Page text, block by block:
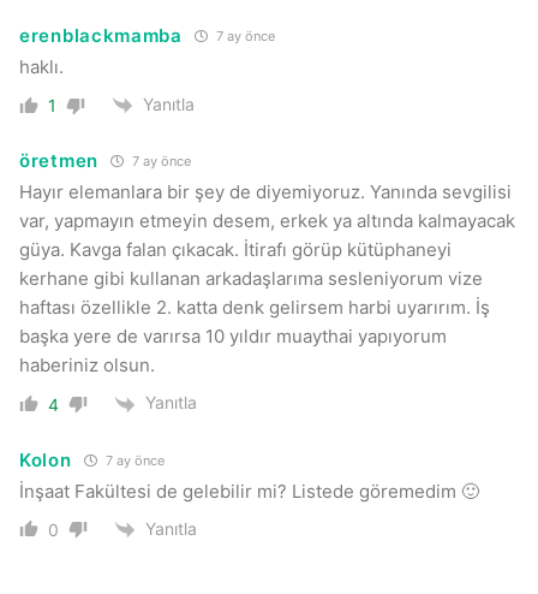
erenblackmamba 7 ay önce
haklı.
1 Yanıtla
öretmen 7 ay önce
Hayır elemanlara bir şey de diyemiyoruz. Yanında sevgilisi
var, yapmayın etmeyin desem, erkek ya altında kalmayacak
güya. Kavga falan çıkacak. İtirafı görüp kütüphaneyi
kerhane gibi kullanan arkadaşlarıma sesleniyorum vize
haftası özellikle 2. katta denk gelirsem harbi uyarırım. İş
başka yere de varırsa 10 yıldır muaythai yapıyorum
haberiniz olsun.
4 Yanıtla
Kolon 7 ay önce
İnşaat Fakültesi de gelebilir mi? Listede göremedim 🙂
0 Yanıtla